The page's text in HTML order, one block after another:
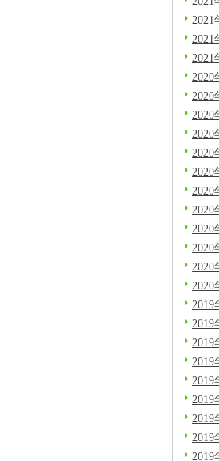
2021
2021
2021
2020
2020
2020
2020
2020
2020
2020
2020
2020
2020
2020
2020
2019
2019
2019
2019
2019
2019
2019
2019
2019